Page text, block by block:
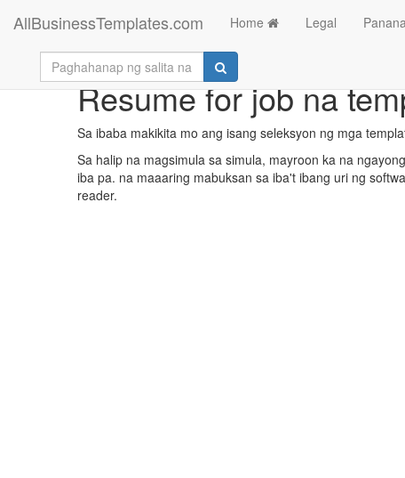
AllBusinessTemplates.com Home Legal
Resume for job na
Sa ibaba makikita mo ang isang seleksyon ng mga
Sa halip na magsimula sa simula, mayroon ka na
iba pa. na maaaring mabuksan sa iba't ibang uri ng
reader.